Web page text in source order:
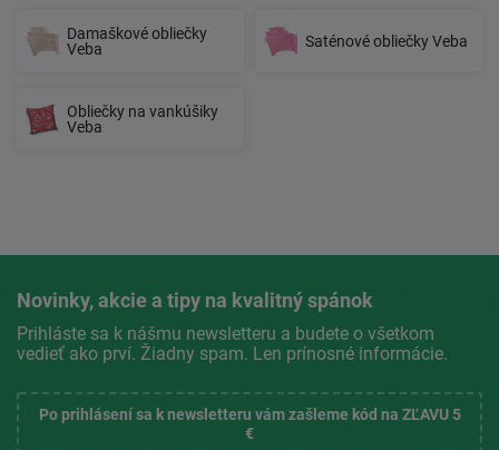
Damaškové obliečky
Veba
Saténové obliečky Veba
Obliečky na vankúšiky
Veba
Novinky, akcie a tipy na kvalitný spánok
Prihláste sa k nášmu newsletteru a budete o všetkom
vedieť ako prví. Žiadny spam. Len prínosné informácie.
Po prihlásení sa k newsletteru vám zašleme kód na ZĽAVU 5
€